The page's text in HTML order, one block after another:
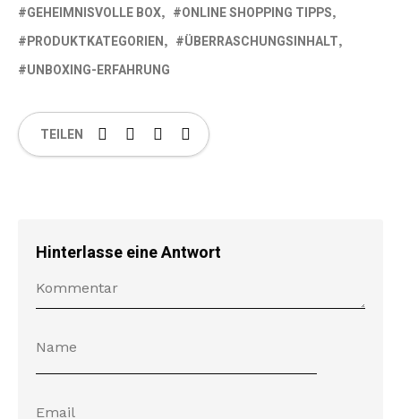
GEHEIMNISVOLLE BOX
ONLINE SHOPPING TIPPS
PRODUKTKATEGORIEN
ÜBERRASCHUNGSINHALT
UNBOXING-ERFAHRUNG
TEILEN
Hinterlasse eine Antwort